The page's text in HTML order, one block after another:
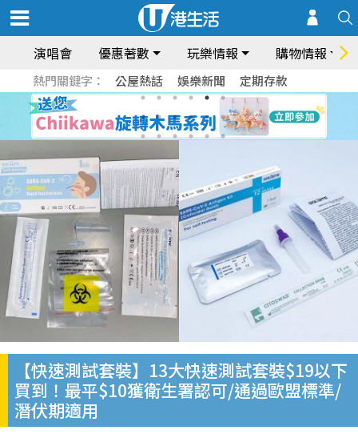
演唱會 優惠著數 玩樂情報 購物情報
熱門關鍵字： 公屋熱話 娛樂新聞 定期存款
【快速測試套裝】13大快速測試套裝$19以下
買到！最平$10獲衛生署認可/通過歐盟標準/
潛伏期適用